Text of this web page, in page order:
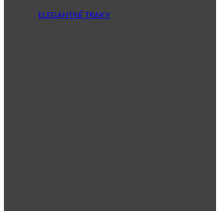
ELEGANTNÉ TRAKY